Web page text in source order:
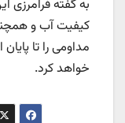
به گفته
کیفیت آب و
مداومی را تا
خواهد کرد.